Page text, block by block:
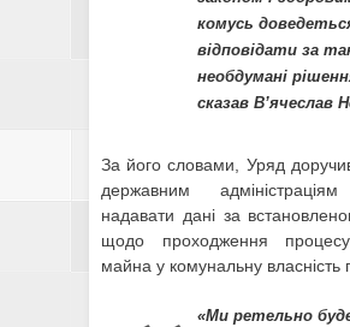
комусь
відповідати за
необдумані
сказав В’ячеслав
За його словами, Уряд
державним
надавати дані за
щодо проходження
майна у комунальну власність
«Ми ретельно